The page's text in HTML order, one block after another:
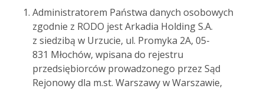
Administratorem Państwa danych osobowych
zgodnie z RODO jest Arkadia Holding S.A.
z siedzibą w Urzucie, ul. Promyka 2A, 05-
831 Młochów, wpisana do rejestru
przedsiębiorców prowadzonego przez Sąd
Rejonowy dla m.st. Warszawy w Warszawie,